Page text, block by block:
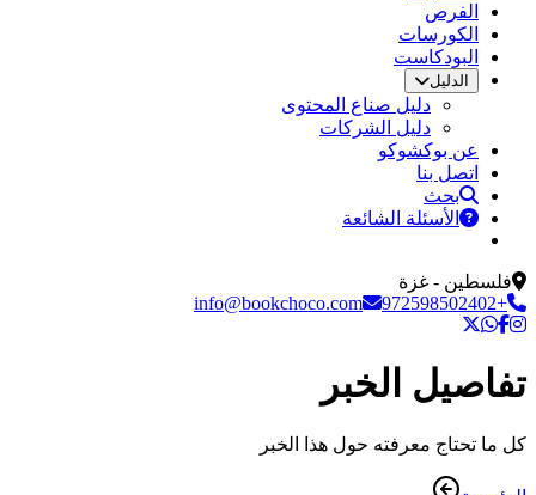
الفرص
الكورسات
البودكاست
الدليل
دليل صناع المحتوى
دليل الشركات
عن بوكشوكو
اتصل بنا
بحث
الأسئلة الشائعة
فلسطين - غزة
+972598502402
info@bookchoco.com
تفاصيل الخبر
كل ما تحتاج معرفته حول هذا الخبر